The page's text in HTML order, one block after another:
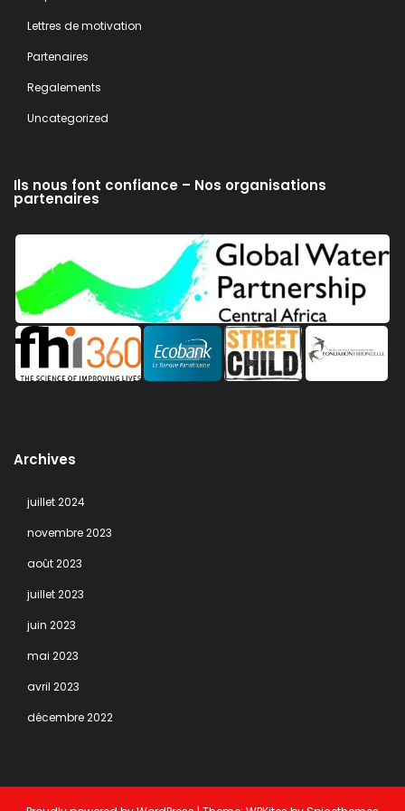
Lettres de motivation
Partenaires
Regalements
Uncategorized
Ils nous font confiance – Nos organisations
partenaires
Archives
juillet 2024
novembre 2023
août 2023
juillet 2023
juin 2023
mai 2023
avril 2023
décembre 2022